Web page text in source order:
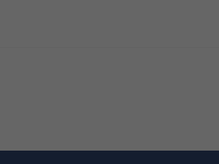
Ja, ni får publicera min fråga